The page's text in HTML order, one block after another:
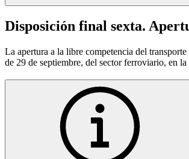
Disposición final sexta.
La apertura a la libre competencia del
de 29 de septiembre, del sector ferroviario, en